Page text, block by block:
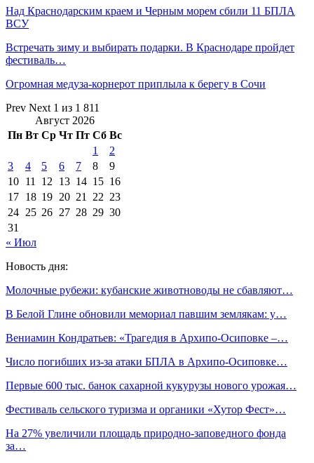
Над Краснодарским краем и Черным морем сбили 11 БПЛА
ВСУ
Встречать зиму и выбирать подарки. В Краснодаре пройдет
фестиваль…
Огромная медуза-корнерот приплыла к берегу в Сочи
Prev Next 1 из 1 811
Август 2026
Пн Вт Ср Чт Пт Сб Вс
1
2
3
4 5 6 7 8
9
10 11 12 13 14 15 16
17 18 19 20 21 22 23
24 25 26 27 28 29 30
31
« Июл
Новость дня:
Молочные рубежи: кубанские животноводы не сбавляют…
В Белой Глине обновили мемориал павшим землякам: у…
Вениамин Кондратьев: «Трагедия в Архипо-Осиповке –…
Число погибших из-за атаки БПЛА в Архипо-Осиповке…
Первые 600 тыс. банок сахарной кукурузы нового урожая…
Фестиваль сельского туризма и органики «Хутор Фест»…
На 27% увеличили площадь природно-заповедного фонда
за…